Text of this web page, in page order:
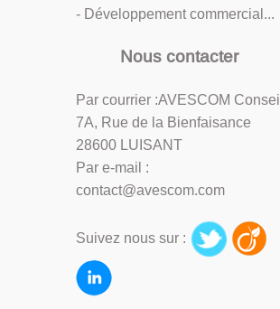
- Développement commercial...
Nous contacter
Par courrier :AVESCOM Conseil
7A, Rue de la Bienfaisance
28600 LUISANT
Par e-mail :
contact@avescom.com
Suivez nous sur :